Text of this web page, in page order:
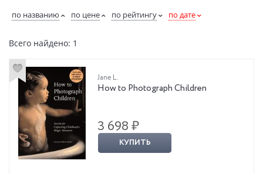
по названию по цене по рейтингу по дате
Всего найдено: 1
Jane L.
How to Photograph Children
3 698 ₽
КУПИТЬ